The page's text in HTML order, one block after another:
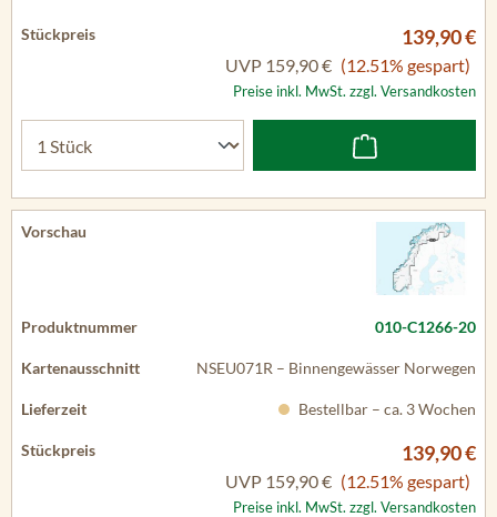
139,90 €
UVP 159,90 € (12.51% gespart)
Preise inkl. MwSt. zzgl. Versandkosten
010-C1266-20
NSEU071R – Binnengewässer Norwegen
Bestellbar – ca. 3 Wochen
139,90 €
UVP 159,90 € (12.51% gespart)
Preise inkl. MwSt. zzgl. Versandkosten